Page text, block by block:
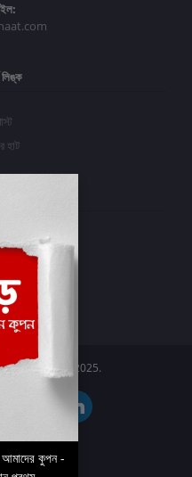
হাট
reserved 2025.
আমাদের কুপন -